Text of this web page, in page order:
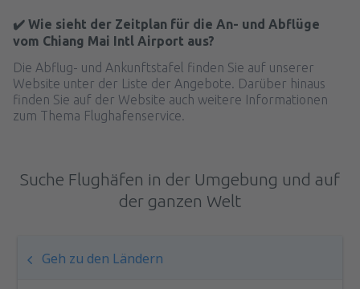
✔️ Wie sieht der Zeitplan für die An- und Abflüge
vom Chiang Mai Intl Airport aus?
Die Abflug- und Ankunftstafel finden Sie auf unserer
Website unter der Liste der Angebote. Darüber hinaus
finden Sie auf der Website auch weitere Informationen
zum Thema Flughafenservice.
Suche Flughäfen in der Umgebung und auf
der ganzen Welt
Geh zu den Ländern